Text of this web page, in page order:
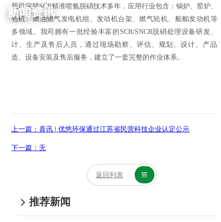
新闻资讯
我司深耕SCR精准喷氨脱硝技术多年，应用行业包含：锅炉、窑炉、
包机、燃油燃气发电机组、发动机台架、燃气轮机、船舶发动机等
多领域。我司拥有一批经验丰富的SCR/SNCR脱硝处理设备研发、
计、生产及售后人员，通过现场勘察、评估、规划、设计、产品
造、设备安装及售后服务，建立了一套完整的作业体系。
上一篇： 喜讯 | 优悠环保通过江苏省民营科技企业认定公示
下一篇：无
返回列表
推荐新闻